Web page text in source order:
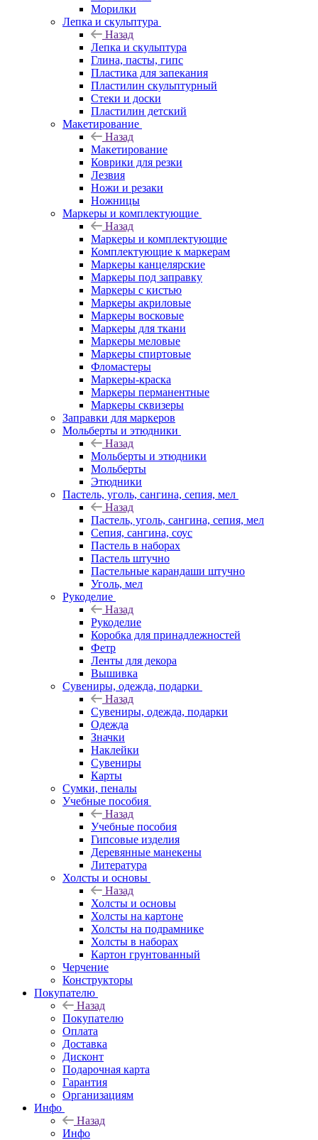
Морилки
Лепка и скульптура
Назад
Лепка и скульптура
Глина, пасты, гипс
Пластика для запекания
Пластилин скульптурный
Стеки и доски
Пластилин детский
Макетирование
Назад
Макетирование
Коврики для резки
Лезвия
Ножи и резаки
Ножницы
Маркеры и комплектующие
Назад
Маркеры и комплектующие
Комплектующие к маркерам
Маркеры канцелярские
Маркеры под заправку
Маркеры с кистью
Маркеры акриловые
Маркеры восковые
Маркеры для ткани
Маркеры меловые
Маркеры спиртовые
Фломастеры
Маркеры-краска
Маркеры перманентные
Маркеры сквизеры
Заправки для маркеров
Мольберты и этюдники
Назад
Мольберты и этюдники
Мольберты
Этюдники
Пастель, уголь, сангина, сепия, мел
Назад
Пастель, уголь, сангина, сепия, мел
Сепия, сангина, соус
Пастель в наборах
Пастель штучно
Пастельные карандаши штучно
Уголь, мел
Рукоделие
Назад
Рукоделие
Коробка для принадлежностей
Фетр
Ленты для декора
Вышивка
Сувениры, одежда, подарки
Назад
Сувениры, одежда, подарки
Одежда
Значки
Наклейки
Сувениры
Карты
Сумки, пеналы
Учебные пособия
Назад
Учебные пособия
Гипсовые изделия
Деревянные манекены
Литература
Холсты и основы
Назад
Холсты и основы
Холсты на картоне
Холсты на подрамнике
Холсты в наборах
Картон грунтованный
Черчение
Конструкторы
Покупателю
Назад
Покупателю
Оплата
Доставка
Дисконт
Подарочная карта
Гарантия
Организациям
Инфо
Назад
Инфо